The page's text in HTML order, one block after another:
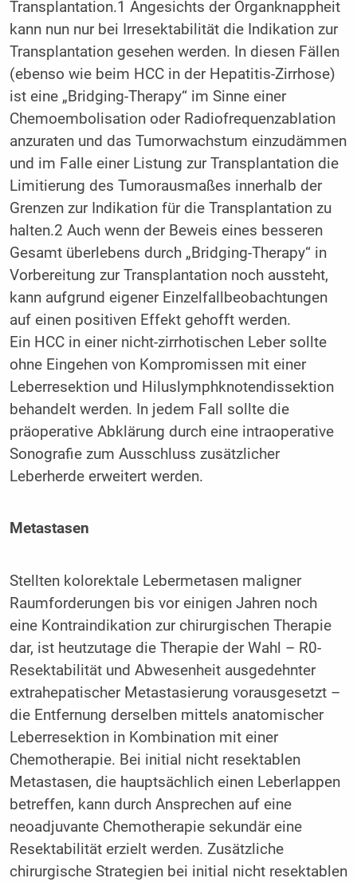
Transplantation.1 Angesichts der Organknappheit
kann nun nur bei Irresektabilität die Indikation zur
Transplantation gesehen werden. In diesen Fällen
(ebenso wie beim HCC in der Hepatitis-Zirrhose)
ist eine „Bridging-Therapy“ im Sinne einer
Chemoembolisation oder Radiofrequenzablation
anzuraten und das Tumorwachstum einzudämmen
und im Falle einer Listung zur Transplantation die
Limitierung des Tumorausmaßes innerhalb der
Grenzen zur Indikation für die Transplantation zu
halten.2 Auch wenn der Beweis eines besseren
Gesamt überlebens durch „Bridging-Therapy“ in
Vorbereitung zur Transplantation noch aussteht,
kann aufgrund eigener Einzelfallbeobachtungen
auf einen positiven Effekt gehofft werden.
Ein HCC in einer nicht-zirrhotischen Leber sollte
ohne Eingehen von Kompromissen mit einer
Leberresektion und Hiluslymphknotendissektion
behandelt werden. In jedem Fall sollte die
präoperative Abklärung durch eine intraoperative
Sonografie zum Ausschluss zusätzlicher
Leberherde erweitert werden.
Metastasen
Stellten kolorektale Lebermetasen maligner
Raumforderungen bis vor einigen Jahren noch
eine Kontraindikation zur chirurgischen Therapie
dar, ist heutzutage die Therapie der Wahl – R0-
Resektabilität und Abwesenheit ausgedehnter
extrahepatischer Metastasierung vorausgesetzt –
die Entfernung derselben mittels anatomischer
Leberresektion in Kombination mit einer
Chemotherapie. Bei initial nicht resektablen
Metastasen, die hauptsächlich einen Leberlappen
betreffen, kann durch Ansprechen auf eine
neoadjuvante Chemotherapie sekundär eine
Resektabilität erzielt werden. Zusätzliche
chirurgische Strategien bei initial nicht resektablen